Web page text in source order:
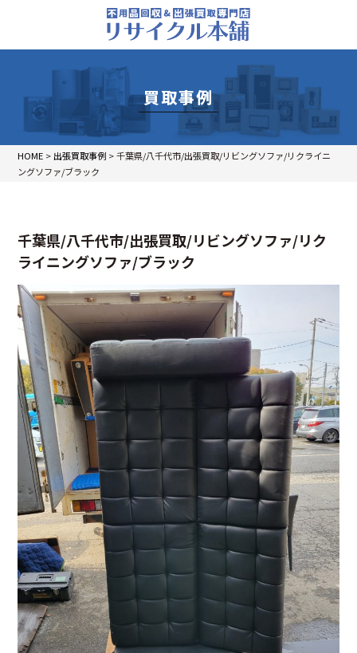
買取事例
HOME > 出張買取事例 >千葉県/八千代市/出張買取/リビングソファ/リクライニ
ングソファ/ブラック
千葉県/八千代市/出張買取/リビングソファ/リク
ライニングソファ/ブラック